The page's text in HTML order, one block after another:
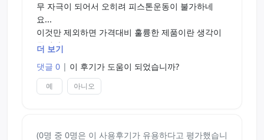
무 자극이 되어서 오히려 피스톤운동이 불가하네
요...
이것만 제외하면 가격대비 훌륭한 제품이란 생각이
듭니다.
은 이용하시는 걸 추천 드립니다.
더 보기
댓글 0 | 이 후기가 도움이 되었습니까?
예 아니오
(0명 중 0명은 이 사용후기가 유용하다고 평가했습니